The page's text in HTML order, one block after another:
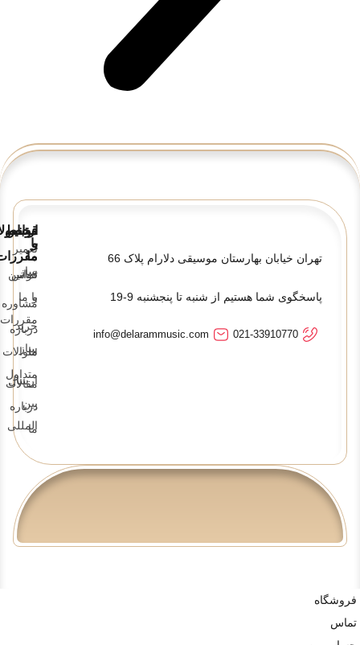
تهران خیابان بهارستان موسیقی دلارام پلاک 66
پاسخگوی شما هستیم از شنبه تا پنجشنبه 9-19
021-33910770
info@delarammusic.com
تعمیر
ساز
مشاوره
خرید
ساز
ارسال
بین
المللی
قوانین
و
قوانین
و
مقررات
سوالات
متداول
درباره
ما
ارتباط
با
ما
تماس
با ما
درباره
ما
مقالات
فروشگاه
تماس